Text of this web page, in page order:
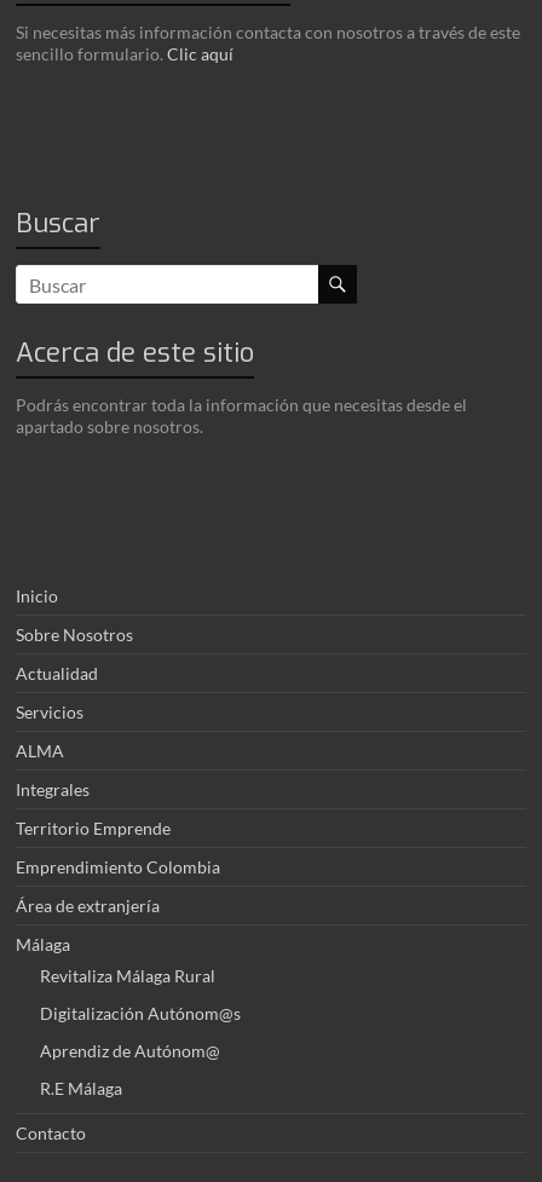
Si necesitas más información contacta con nosotros a través de este
sencillo formulario.Clic aquí
Buscar
Acerca de este sitio
Podrás encontrar toda la información que necesitas desde el
apartado sobre nosotros.
Inicio
Sobre Nosotros
Actualidad
Servicios
ALMA
Integrales
Territorio Emprende
Emprendimiento Colombia
Área de extranjería
Málaga
Revitaliza Málaga Rural
Digitalización Autónom@s
Aprendiz de Autónom@
R.E Málaga
Contacto